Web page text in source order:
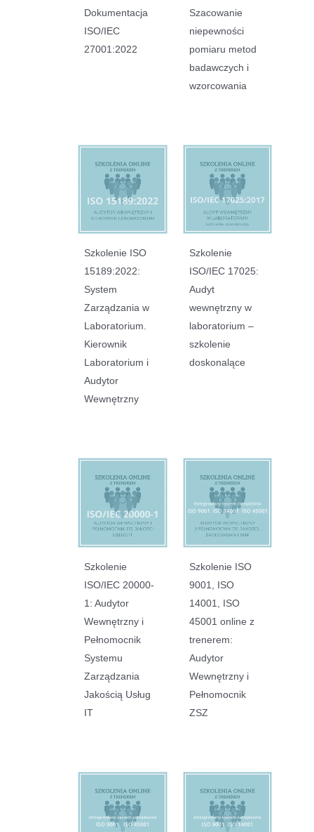
Dokumentacja
ISO/IEC
27001:2022
Szacowanie
niepewności
pomiaru metod
badawczych i
wzorcowania
Szkolenie ISO
15189:2022:
System
Zarządzania w
Laboratorium.
Kierownik
Laboratorium i
Audytor
Wewnętrzny
Szkolenie
ISO/IEC 17025:
Audyt
wewnętrzny w
laboratorium –
szkolenie
doskonalące
Szkolenie
ISO/IEC 20000-
1: Audytor
Wewnętrzny i
Pełnomocnik
Systemu
Zarządzania
Jakością Usług
IT
Szkolenie ISO
9001, ISO
14001, ISO
45001 online z
trenerem:
Audytor
Wewnętrzny i
Pełnomocnik
ZSZ